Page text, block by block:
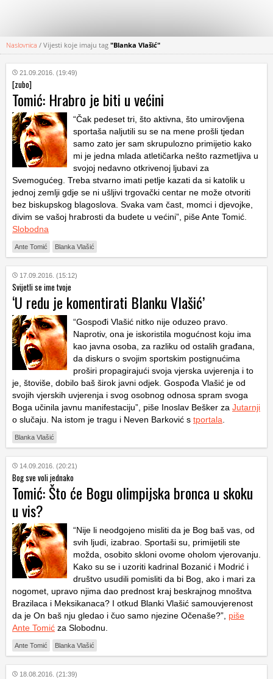
KATEGORIJE
WEB
Naslovnica / Vijesti koje imaju tag "Blanka Vlašić"
21.09.2016. (19:49)
[zubo]
Tomić: Hrabro je biti u većini
“Čak pedeset tri, što aktivna, što umirovljena
sportaša naljutili su se na mene prošli tjedan
samo zato jer sam skrupulozno primijetio kako
mi je jedna mlada atletičarka nešto razmetljiva u
svojoj nedavno otkrivenoj ljubavi za
Svemogućeg. Treba stvarno imati petlje kazati da si katolik u
jednoj zemlji gdje se ni ušljivi trgovački centar ne može otvoriti
bez biskupskog blagoslova. Svaka vam čast, momci i djevojke,
divim se vašoj hrabrosti da budete u većini”, piše Ante Tomić.
Slobodna
Ante Tomić Blanka Vlašić
17.09.2016. (15:12)
Svijetli se ime tvoje
‘U redu je komentirati Blanku Vlašić’
“Gospođi Vlašić nitko nije oduzeo pravo.
Naprotiv, ona je iskoristila mogućnost koju ima
kao javna osoba, za razliku od ostalih građana,
da diskurs o svojim sportskim postignućima
proširi propagirajući svoja vjerska uvjerenja i to
je, štoviše, dobilo baš širok javni odjek. Gospođa Vlašić je od
svojih vjerskih uvjerenja i svog osobnog odnosa spram svoga
Boga učinila javnu manifestaciju”, piše Inoslav Bešker za Jutarnji
o slučaju. Na istom je tragu i Neven Barković s tportala
Blanka Vlašić
14.09.2016. (20:21)
Bog sve voli jednako
Tomić: Što će Bogu olimpijska bronca u skoku
u vis?
“Nije li neodgojeno misliti da je Bog baš vas, od
svih ljudi, izabrao. Sportaši su, primijetili ste
možda, osobito skloni ovome oholom vjerovanju.
Kako su se i uzoriti kadrinal Bozanić i Modrić i
društvo usudili pomisliti da bi Bog, ako i mari za
nogomet, upravo njima dao prednost kraj beskrajnog mnoštva
Brazilaca i Meksikanaca? I otkud Blanki Vlašić samouvjerenost
da je On baš nju gledao i čuo samo njezine Očenaše?”, piše
Ante Tomić za Slobodnu.
Ante Tomić Blanka Vlašić
18.08.2016. (21:39)